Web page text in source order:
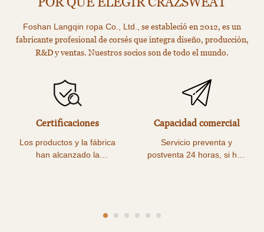
Foshan Langqin ropa Co., Ltd.,
se estableció en 2012, es un
fabricante profesional de corsés que integra diseño, producción,
R&D y ventas. Nuestros socios son de todo el mundo.
Certificaciones
Los productos y la fábrica
han alcanzado la
Capacidad comercial
Servicio preventa y
postventa 24 horas, si hay